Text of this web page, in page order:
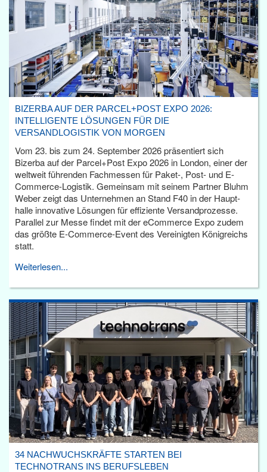
BIZERBA AUF DER PARCEL+POST EXPO 2026:
INTELLIGENTE LÖSUNGEN FÜR DIE
VERSANDLOGISTIK VON MORGEN
Vom 23. bis zum 24. September 2026 präsentiert sich
Bizerba auf der Parcel+Post Expo 2026 in London, einer der
weltweit führenden Fachmessen für Paket-, Post- und E-
Commerce-Logistik. Gemeinsam mit seinem Partner Bluhm
Weber zeigt das Unternehmen an Stand F40 in der Haupt­
halle innovative Lösungen für effiziente Versandprozesse.
Parallel zur Messe findet mit der eCommerce Expo zudem
das größte E-Commerce-Event des Vereinigten Königreichs
statt.
Weiterlesen...
34 NACHWUCHSKRÄFTE STARTEN BEI
TECHNOTRANS INS BERUFSLEBEN